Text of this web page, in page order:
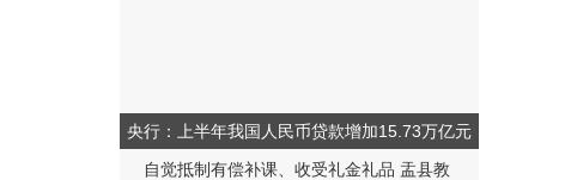
央行：上半年我国人民币贷款增加15.73万亿元
自觉抵制有偿补课、收受礼金礼品 盂县教